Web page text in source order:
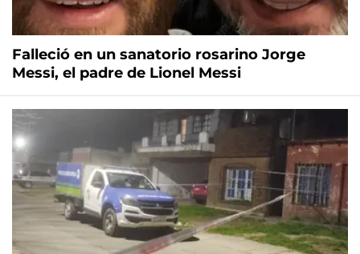
Falleció en un sanatorio rosarino Jorge
Messi, el padre de Lionel Messi